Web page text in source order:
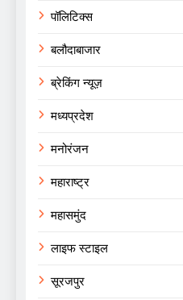
पॉलिटिक्स
बलौदाबाजार
ब्रेकिंग न्यूज़
मध्यप्रदेश
मनोरंजन
महाराष्ट्र
महासमुंद
लाइफ स्टाइल
सूरजपुर